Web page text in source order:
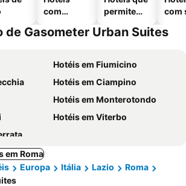
com
permitem
com
de Gasometer Urban Suites
Hotéis em Fiumicino
Hotéis em Ciampino
Hotéis em Monterotondo
Hotéis em Viterbo
em Roma
Europa Itália Lazio
Roma